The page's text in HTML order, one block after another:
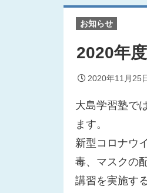
お知らせ
2020年
2020年11月25
大島学習塾では
ます。
新型コロナウ
毒、マスクの
講習を実施す